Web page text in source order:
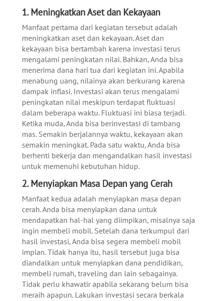
1. Meningkatkan Aset dan Kekayaan
Manfaat pertama dari kegiatan tersebut adalah
meningkatkan aset dan kekayaan. Aset dan
kekayaan bisa bertambah karena investasi terus
mengalami peningkatan nilai. Bahkan, Anda bisa
menerima dana hari tua dari kegiatan ini. Apabila
menabung uang, nilainya akan berkurang karena
dampak inflasi. Investasi akan terus mengalami
peningkatan nilai meskipun terdapat fluktuasi
dalam beberapa waktu. Fluktuasi ini biasa terjadi.
Ketika muda, Anda bisa berinvestasi di tambang
mas. Semakin berjalannya waktu, kekayaan akan
semakin meningkat. Pada satu waktu, Anda bisa
berhenti bekerja dan mengandalkan hasil investasi
untuk memenuhi kebutuhan hidup.
2. Menyiapkan Masa Depan yang Cerah
Manfaat kedua adalah menyiapkan masa depan
cerah. Anda bisa menyiapkan dana untuk
mendapatkan hal-hal yang diimpikan, misalnya saja
ingin membeli mobil. Setelah dana terkumpul dari
hasil investasi, Anda bisa segera membeli mobil
impian. Tidak hanya itu, hasil tersebut juga bisa
diandalkan untuk menyiapkan dana pendidikan,
membeli rumah, traveling dan lain sebagainya.
Tidak perlu khawatir apabila sekarang belum bisa
meraih apapun. Lakukan investasi secara berkala